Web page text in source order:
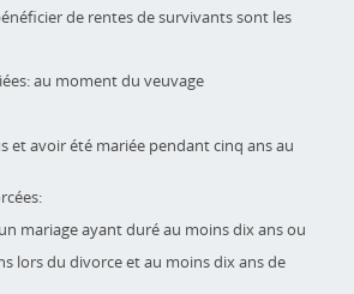
de rentes de survivants sont les
au moment du veuvage
et avoir été mariée pendant cinq ans au
mariage ayant duré au moins dix ans ou
lors du divorce et au moins dix ans de